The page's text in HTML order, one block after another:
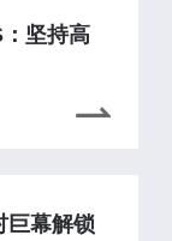
坚持高
巨幕解锁